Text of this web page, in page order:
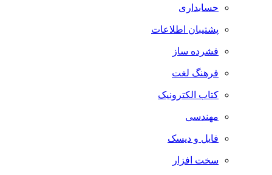
حسابداری
پشتیبان اطلاعات
فشرده ساز
فرهنگ لغت
کتاب الکترونیک
مهندسی
فایل و دیسک
سخت افزار